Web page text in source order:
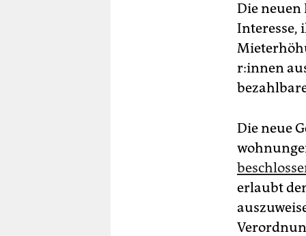
Die neuen
Interesse,
r:in­nen
Die neue
erlaubt